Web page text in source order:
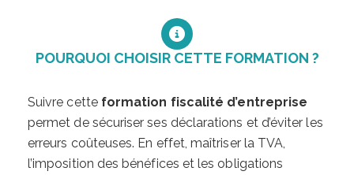
POURQUOI CHOISIR CETTE FORMATION ?
Suivre cette formation fiscalité d’entreprise
permet de sécuriser ses déclarations et d’éviter les
erreurs coûteuses. En effet, maîtriser la TVA,
l’imposition des bénéfices et les obligations